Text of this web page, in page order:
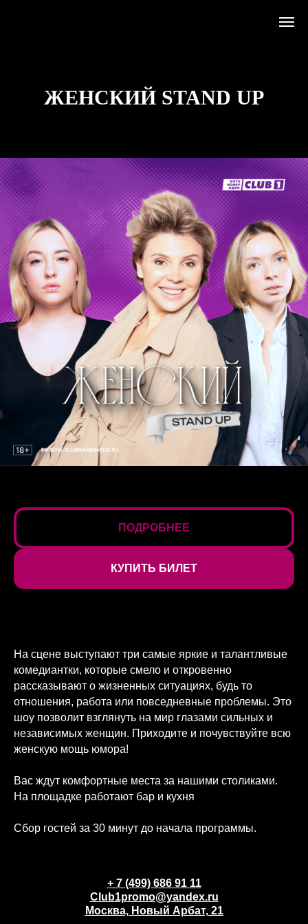
ЖЕНСКИЙ STAND UP
ПОДРОБНЕЕ
КУПИТЬ БИЛЕТ
На сцене выступают три самые яркие и талантливые
комедиантки, которые смело и откровенно
рассказывают о жизненных ситуациях, будь то
отношения, работа или повседневные проблемы. Это
шоу позволит взглянуть на мир глазами сильных и
независимых женщин. Приходите и почувствуйте всю
женскую мощь юмора!
Вас ждут комфортные места за нашими столиками.
На площадке работают бар и кухня
Сбор гостей за 30 минут до начала программы.
+ 7 (499) 686 91 11
Club1promo@yandex.ru
Москва, Новый Арбат, 21